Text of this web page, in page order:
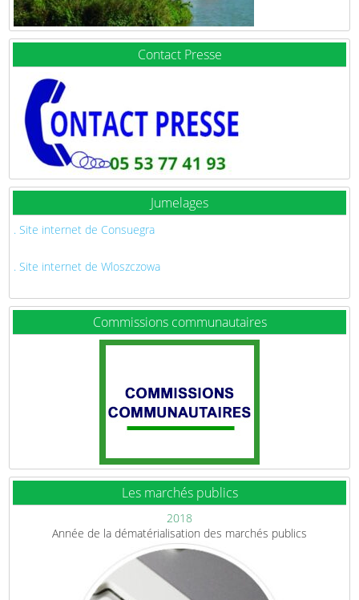
Contact Presse
Jumelages
. Site internet de Consuegra
. Site internet de Wloszczowa
Commissions communautaires
Les marchés publics
2018
Année de la dématérialisation des marchés publics